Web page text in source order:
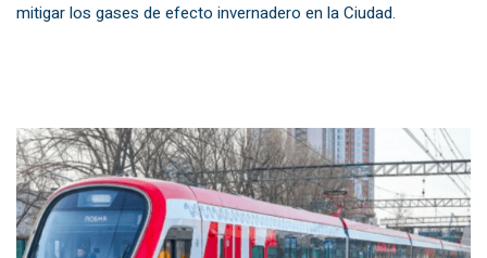
mitigar los gases de efecto invernadero en la Ciudad.